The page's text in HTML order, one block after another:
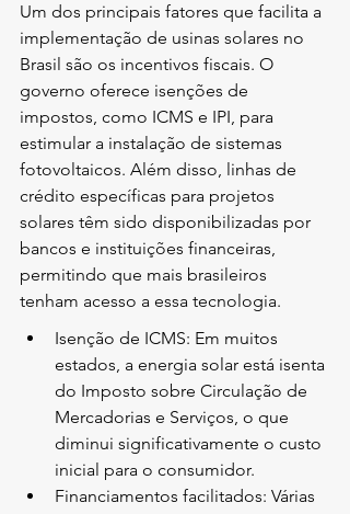
Um dos principais fatores que facilita a
implementação de usinas solares no
Brasil são os incentivos fiscais. O
governo oferece isenções de
impostos, como ICMS e IPI, para
estimular a instalação de sistemas
fotovoltaicos. Além disso, linhas de
crédito específicas para projetos
solares têm sido disponibilizadas por
bancos e instituições financeiras,
permitindo que mais brasileiros
tenham acesso a essa tecnologia.
Isenção de ICMS: Em muitos
estados, a energia solar está isenta
do Imposto sobre Circulação de
Mercadorias e Serviços, o que
diminui significativamente o custo
inicial para o consumidor.
Financiamentos facilitados: Várias